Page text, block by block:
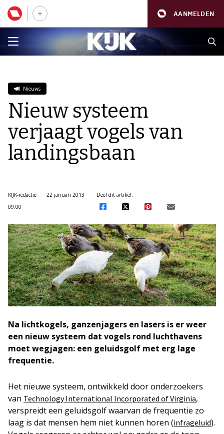
AANMELDEN
Nieuws
Nieuw systeem
verjaagt vogels van
landingsbaan
KIJK-redactie
22 januari 2013
09:00
Deel dit artikel:
Na lichtkogels, ganzenjagers en lasers is er weer
een nieuw systeem dat vogels rond luchthavens
moet wegjagen: een geluidsgolf met erg lage
frequentie.
Het nieuwe systeem, ontwikkeld door onderzoekers
van Technology International Incorporated of Virginia,
verspreidt een geluidsgolf waarvan de frequentie zo
laag is dat mensen hem niet kunnen horen (infrageluid).